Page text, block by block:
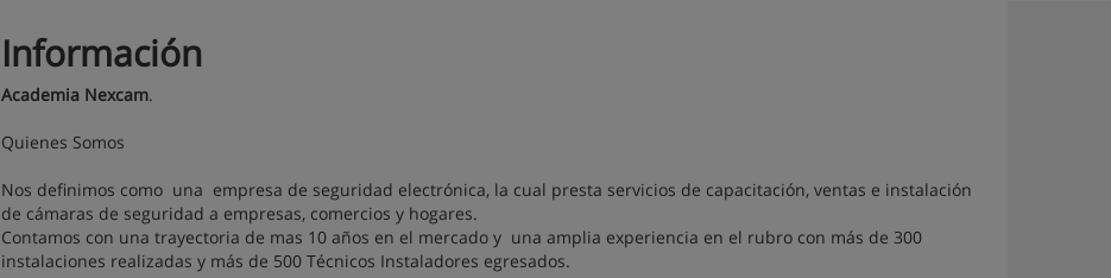
Información
Academia Nexcam.
Quienes Somos
Nos definimos como una empresa de seguridad electrónica, la cual presta servicios de capacitación, ventas e instalación
de cámaras de seguridad a empresas, comercios y hogares.
Contamos con una trayectoria de mas 10 años en el mercado y una amplia experiencia en el rubro con más de 300
instalaciones realizadas y más de 500 Técnicos Instaladores egresados.